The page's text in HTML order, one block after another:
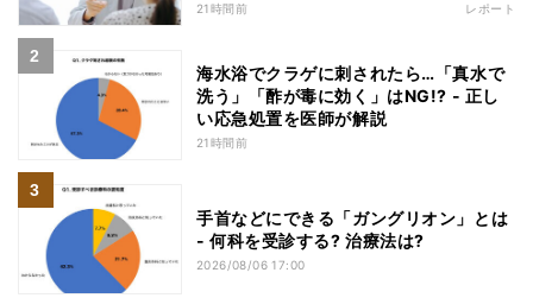
21時間前 レポート
海水浴でクラゲに刺されたら…「真水で
洗う」「酢が毒に効く」はNG!? - 正し
い応急処置を医師が解説
21時間前
手首などにできる「ガングリオン」とは
- 何科を受診する? 治療法は?
2026/08/06 17:00